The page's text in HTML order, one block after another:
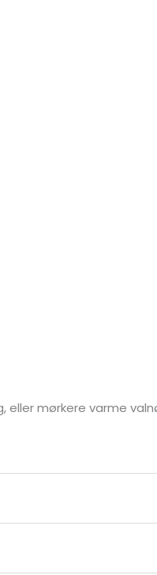
mørkere varme